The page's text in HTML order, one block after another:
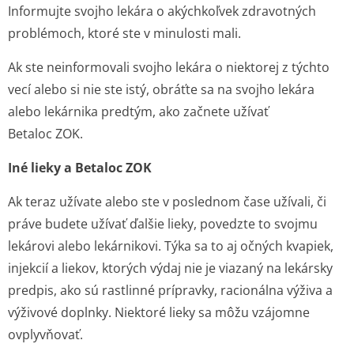
Informujte svojho lekára o akýchkoľvek zdravotných
problémoch, ktoré ste v minulosti mali.
Ak ste neinformovali svojho lekára o niektorej z týchto
vecí alebo si nie ste istý, obráťte sa na svojho lekára
alebo lekárnika predtým, ako začnete užívať
Betaloc ZOK.
Iné lieky a Betaloc ZOK
Ak teraz užívate alebo ste v poslednom čase užívali, či
práve budete užívať ďalšie lieky, povedzte to svojmu
lekárovi alebo lekárnikovi. Týka sa to aj očných kvapiek,
injekcií a liekov, ktorých výdaj nie je viazaný na lekársky
predpis, ako sú rastlinné prípravky, racionálna výživa a
výživové doplnky. Niektoré lieky sa môžu vzájomne
ovplyvňovať.